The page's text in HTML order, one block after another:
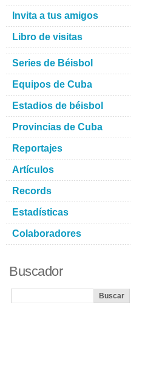
Invita a tus amigos
Libro de visitas
Series de Béisbol
Equipos de Cuba
Estadios de béisbol
Provincias de Cuba
Reportajes
Artículos
Records
Estadísticas
Colaboradores
Buscador